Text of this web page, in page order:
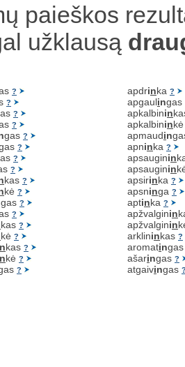
paieškos
užklausą
?
?
?
?
gas ?
?
?
?
kas ?
kė ?
gas ?
?
kas ?
kė ?
nkas ?
nkė ?
?
apdrinka ?
apgaulingas
apkalbinin
apkalbinin
apmaudin
apninka ?
apsauginin
apsauginin
apsirinka ?
apsninga ?
aptinka ?
apžvalginin
apžvalginin
arklininkas ?
aromatin
ašaringas ?
atgaivingas